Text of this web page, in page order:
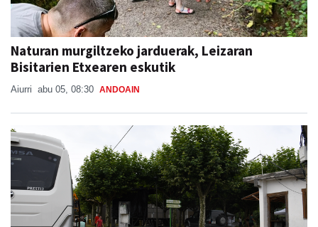
Naturan murgiltzeko jarduerak, Leizaran
Bisitarien Etxearen eskutik
Aiurri abu 05, 08:30 ANDOAIN